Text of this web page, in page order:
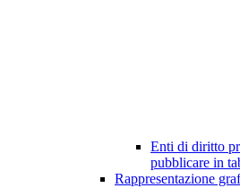
Enti di diritto
pubblicare in
Rappresentazione